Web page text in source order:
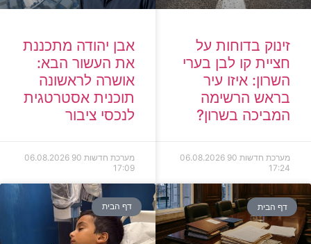
זינוק בדוחות על
חציית קו לבן בערי
השרון: איזו עיר
בראש הרשימה
המביכה בשרון?
מערכת חדשות 90
06.08.2026
17:24
אבן יהודה מתכננת
את העשור הבא:
אושרה לראשונה
תוכנית אסטרטגית
לנכסי ציבור
מערכת חדשות 90
06.08.2026
17:09
דף הבית דף הבית